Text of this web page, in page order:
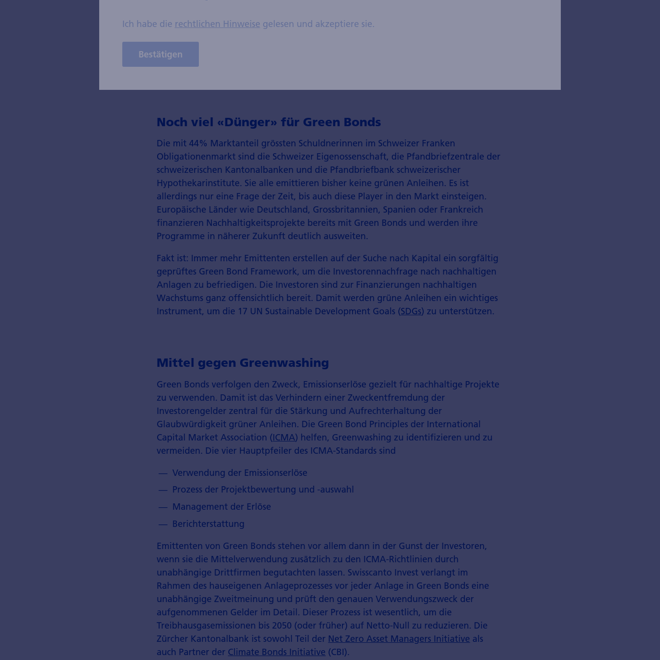
Quelle: Zürcher Kantonalbank, Six Group
Noch viel «Dünger» für Green Bonds
Die mit 44% Marktanteil grössten Schuldnerinnen im Schweizer Franken
Obligationenmarkt sind die Schweizer Eigenossenschaft, die Pfandbriefzentrale der
schweizerischen Kantonalbanken und die Pfandbriefbank schweizerischer
Hypothekarinstitute. Sie alle emittieren bisher keine grünen Anleihen. Es ist
allerdings nur eine Frage der Zeit, bis auch diese Player in den Markt einsteigen.
Europäische Länder wie Deutschland, Grossbritannien, Spanien oder Frankreich
finanzieren Nachhaltigkeitsprojekte bereits mit Green Bonds und werden ihre
Programme in näherer Zukunft deutlich ausweiten.
Fakt ist: Immer mehr Emittenten erstellen auf der Suche nach Kapital ein sorgfältig
geprüftes Green Bond Framework, um die Investorennachfrage nach nachhaltigen
Anlagen zu befriedigen. Die Investoren sind zur Finanzierungen nachhaltigen
Wachstums ganz offensichtlich bereit. Damit werden grüne Anleihen ein wichtiges
Instrument, um die 17 UN Sustainable Development Goals (SDGs) zu unterstützen.
Mittel gegen Greenwashing
Green Bonds verfolgen den Zweck, Emissionserlöse gezielt für nachhaltige Projekte
zu verwenden. Damit ist das Verhindern einer Zweckentfremdung der
Investorengelder zentral für die Stärkung und Aufrechterhaltung der
Glaubwürdigkeit grüner Anleihen. Die Green Bond Principles der International
Capital Market Association (ICMA) helfen, Greenwashing zu identifizieren und zu
vermeiden. Die vier Hauptpfeiler des ICMA-Standards sind
Verwendung der Emissionserlöse
Prozess der Projektbewertung und -auswahl
Management der Erlöse
Berichterstattung
Emittenten von Green Bonds stehen vor allem dann in der Gunst der Investoren,
wenn sie die Mittelverwendung zusätzlich zu den ICMA-Richtlinien durch
unabhängige Drittfirmen begutachten lassen. Swisscanto Invest verlangt im
Rahmen des hauseigenen Anlageprozesses vor jeder Anlage in Green Bonds eine
unabhängige Zweitmeinung und prüft den genauen Verwendungszweck der
aufgenommenen Gelder im Detail. Dieser Prozess ist wesentlich, um die
Treibhausgasemissionen bis 2050 (oder früher) auf Netto-Null zu reduzieren. Die
Zürcher Kantonalbank ist sowohl Teil der Net Zero Asset Managers Initiative als
auch Partner der Climate Bonds Initiative (CBI).
Ich habe die rechtlichen Hinweise gelesen und akzeptiere sie.
Bestätigen